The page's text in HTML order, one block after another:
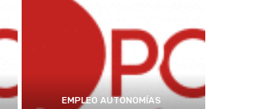
EMPLEO AUTONOMÍAS